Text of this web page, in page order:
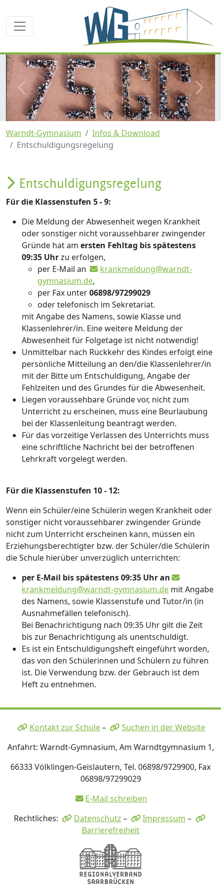
zurück
Warndt-Gymnasium
Infos & Download
Entschuldigungsregelung
Entschuldigungsregelung
Für die Klassenstufen 5 - 9:
Die Meldung der Abwesenheit wegen Krankheit
oder sonstiger nicht voraussehbarer zwingender
Gründe hat am ersten Fehltag bis spätestens
09:35 Uhrzu erfolgen,
per E-Mail an
krankmeldung@warndt-
gymnasium.de,
per Fax unter06898/97299029
oder telefonisch im Sekretariat.
mit Angabe des Namens, sowie Klasse und
Klassenlehrer/in. Eine weitere Meldung der
Abwesenheit für Folgetage ist nicht notwendig!
Unmittelbar nach Rückkehr des Kindes erfolgt eine
persönliche Mitteilung an den/die Klassenlehrer/in
mit der Bitte um Entschuldigung, Angabe der
Fehlzeiten und des Grundes für die Abwesenheit.
Liegen voraussehbare Gründe vor, nicht zum
Unterricht zu erscheinen, muss eine Beurlaubung
bei der Klassenleitung beantragt werden.
Für das vorzeitige Verlassen des Unterrichts muss
eine schriftliche Nachricht bei der betroffenen
Lehrkraft vorgelegt werden.
Für die Klassenstufen 10 - 12:
Wenn ein Schüler/eine Schülerin wegen Krankheit oder
sonstiger nicht voraussehbarer zwingender Gründe
nicht zum Unterricht erscheinen kann, müssen ein
Erziehungsberechtigter bzw. der Schüler/die Schülerin
die Schule hierüber unverzüglich unterrichten:
per E-Mail bis spätestens 09:35 Uhr an
krankmeldung@warndt-gymnasium.de mit Angabe
des Namens, sowie Klassenstufe und Tutor/in (in
Ausnahmefällen telefonisch).
Bei Benachrichtigung nach 09:35 Uhr gilt die Zeit
bis zur Benachrichtigung als unentschuldigt.
Es ist ein Entschuldigungsheft eingeführt worden,
das von den Schülerinnen und Schülern zu führen
ist. Die Verwendung bzw. der Gebrauch ist dem
Heft zu entnehmen.
Kontakt zur Schule–
Suchen in der Website
Anfahrt: Warndt-Gymnasium, Am Warndtgymnasium 1,
66333 Völklingen-Geislautern, Tel. 06898/9729900, Fax
06898/97299029
E-Mail schreiben
Rechtliches:
Datenschutz – Impressum –
Barrierefreiheit